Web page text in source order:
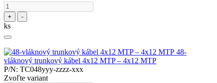
+ -
ks
48-
vláknový trunkový kábel 4x12 MTP – 4x12 MTP
P/N: TC048yyy-zzzz-xxx
Zvoľte variant